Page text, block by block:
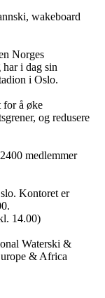
wakeboard
Norges
i dag sin
i Oslo.
for å øke
og redusere
medlemmer
Kontoret er
14.00)
Waterski &
& Africa